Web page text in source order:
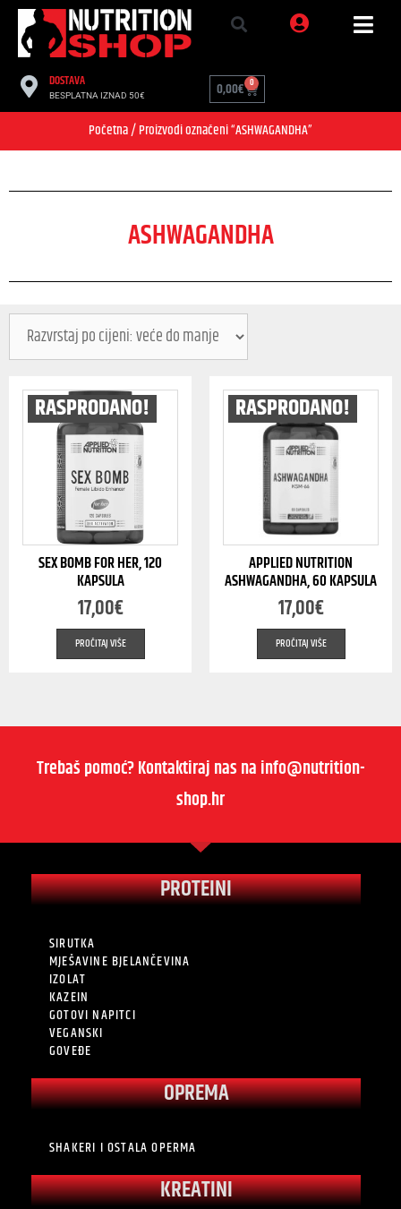
DOSTAVA
BESPLATNA IZNAD 50€ 0,00€ 0
Početna/ Proizvodi označeni “ASHWAGANDHA”
ASHWAGANDHA
RASPRODANO!
SEX BOMB FOR HER, 120
KAPSULA
17,00€
PROČITAJ VIŠE
RASPRODANO!
APPLIED NUTRITION
ASHWAGANDHA, 60 KAPSULA
17,00€
PROČITAJ VIŠE
Trebaš pomoć? Kontaktiraj nas na info@nutrition-
shop.hr
PROTEINI
SIRUTKA
MJEŠAVINE BJELANČEVINA
IZOLAT
KAZEIN
GOTOVI NAPITCI
VEGANSKI
GOVEĐE
OPREMA
SHAKERI I OSTALA OPERMA
KREATINI